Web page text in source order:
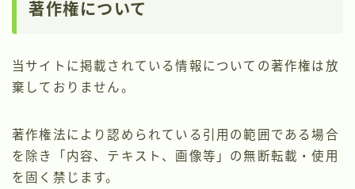
著作権について
当サイトに掲載されている情報についての著作権は放
棄しておりません。
著作権法により認められている引用の範囲である場合
を除き「内容、テキスト、画像等」の無断転載・使用
を固く禁じます。